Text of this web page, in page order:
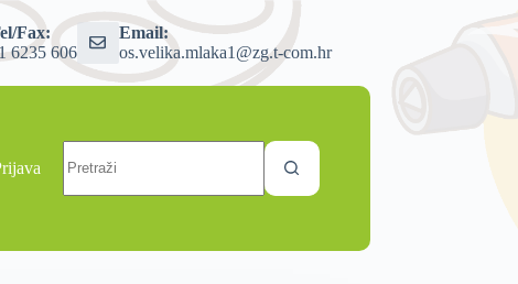
Fax:
6235 606
Email:
os.velika.mlaka1@zg.t-com.hr